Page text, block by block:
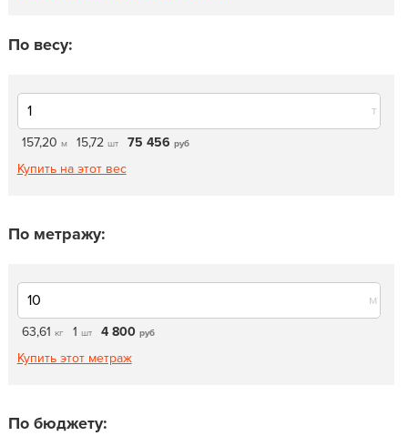
По весу:
т
157,20 м 15,72 шт 75 456 руб
Купить на этот вес
По метражу:
м
63,61 кг 1 шт 4 800 руб
Купить этот метраж
По бюджету: